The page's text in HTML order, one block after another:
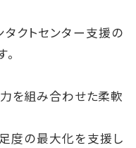
クトセンター支援の
を組み合わせた柔軟
度の最大化を支援し